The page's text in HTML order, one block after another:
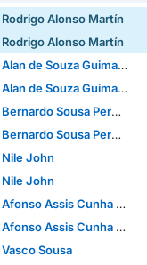
Rodrigo Alonso Martín
Rodrigo Alonso Martín
Alan de Souza Guimarães
Alan de Souza Guimarães
Bernardo Sousa Pereira Brites Martins
Bernardo Sousa Pereira Brites Martins
Nile John
Nile John
Afonso Assis Cunha Almeida
Afonso Assis Cunha Almeida
Vasco Sousa